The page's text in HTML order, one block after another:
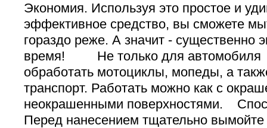
Экономия. Используя это простое и
эффективное средство, вы сможете
гораздо реже. А значит - существенно
время! Не только для
обработать мотоциклы, мопеды, а
транспорт. Работать можно как с
неокрашенными поверхностями.
Перед нанесением тщательно вымойте